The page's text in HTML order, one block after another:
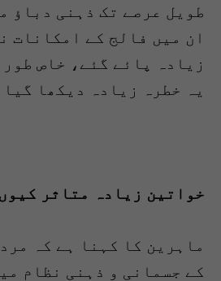
طویل عرصے تک ذہنی دباؤ
ان میں فالج کے امکانات
زیادہ پائے گئے، خاص
یہ خطرہ زیادہ دیکھا گیا۔
خواتین زیادہ متاثر
ماہرین کا کہنا ہے کہ
کے جسمانی و ذہنی نظام